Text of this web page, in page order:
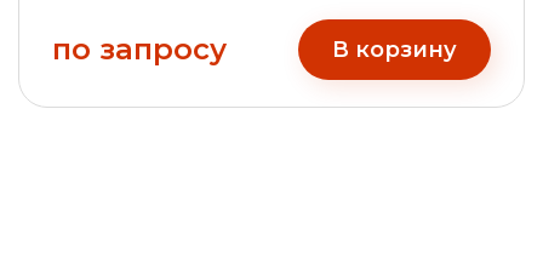
по запросу В корзину